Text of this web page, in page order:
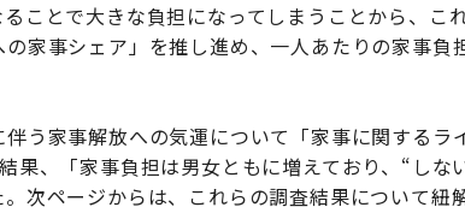
ことで大きな負担になってしまうことから、こ
家事シェア」を推し進め、一人あたりの家事負
う家事解放への気運について「家事に関するラ
果、「家事負担は男女ともに増えており、“しな
次ページからは、これらの調査結果について紐